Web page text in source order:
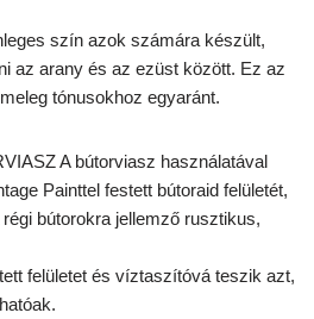
szín azok számára készült,
az arany és az ezüst között. Ez az
tónusokhoz egyaránt.
A bútorviasz használatával
Painttel festett bútoraid felületét,
bútorokra jellemző rusztikus,
felületet és víztaszítóvá teszik azt,